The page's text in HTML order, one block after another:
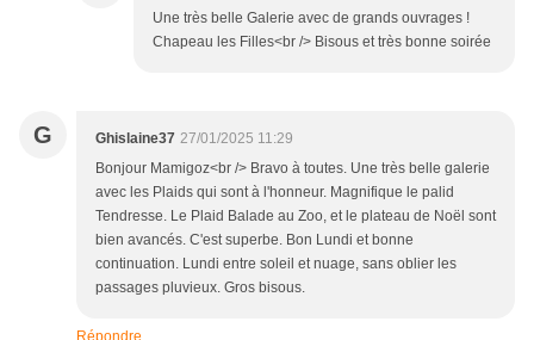
Une très belle Galerie avec de grands ouvrages !
Chapeau les Filles<br /> Bisous et très bonne soirée
G Ghislaine37 27/01/2025 11:29
Bonjour Mamigoz<br /> Bravo à toutes. Une très belle galerie
avec les Plaids qui sont à l'honneur. Magnifique le palid
Tendresse. Le Plaid Balade au Zoo, et le plateau de Noël sont
bien avancés. C'est superbe. Bon Lundi et bonne
continuation. Lundi entre soleil et nuage, sans oblier les
passages pluvieux. Gros bisous.
Répondre